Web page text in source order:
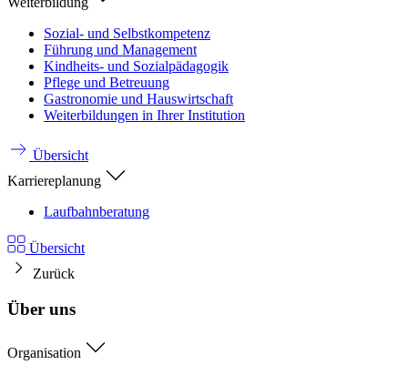
Sozial- und Selbstkompetenz
Führung und Management
Kindheits- und Sozialpädagogik
Pflege und Betreuung
Gastronomie und Hauswirtschaft
Weiterbildungen in Ihrer Institution
Übersicht
Karriereplanung
Laufbahnberatung
Übersicht
Zurück
Über uns
Organisation